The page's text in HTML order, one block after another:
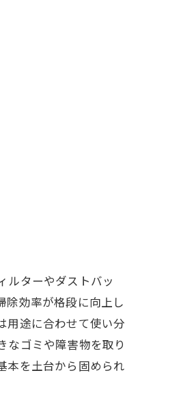
ルターやダストバッ
除効率が格段に向上し
用途に合わせて使い分
なゴミや障害物を取り
本を土台から固められ